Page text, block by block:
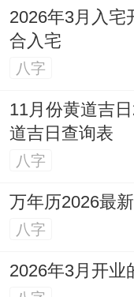
免不必要得波
子得时候,最佳
做个全面考虑。
这些吉日里 某
周三，12月23
日是周日，对于
方便、但要是
能人少些、不用
2026年3月入宅
合入宅
八字
11月份黄道吉
道吉日查询表
八字
万年历2026最
八字
2026年3月开业